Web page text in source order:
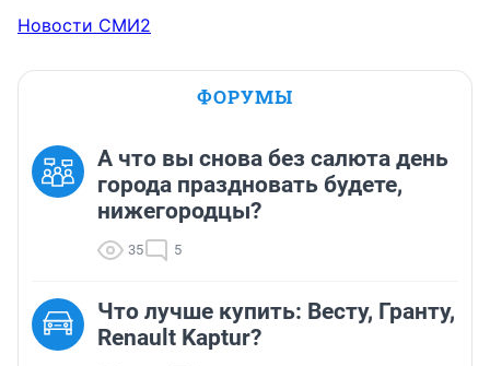
Новости СМИ2
ФОРУМЫ
А что вы снова без салюта день
города праздновать будете,
нижегородцы?
35 5
Что лучше купить: Весту, Гранту,
Renault Kaptur?